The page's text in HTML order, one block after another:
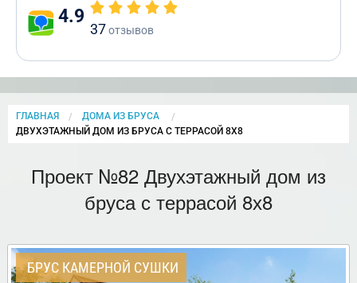
4.9
37отзывов
ГЛАВНАЯ
ДОМА ИЗ БРУСА
CURRENT:
ДВУХЭТАЖНЫЙ ДОМ ИЗ БРУСА С ТЕРРАСОЙ 8Х8
Проект №82 Двухэтажный дом из
бруса с террасой 8х8
БРУС КАМЕРНОЙ СУШКИ